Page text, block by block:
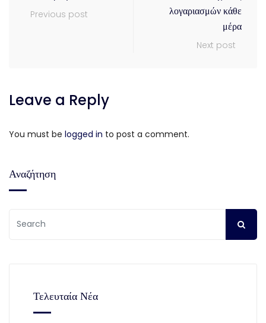
Previous post
λογαριασμών κάθε
μέρα
Next post
Leave a Reply
You must be logged in to post a comment.
Αναζήτηση
Τελευταία Νέα